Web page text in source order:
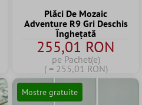
Plăci De Mozaic
Adventure R9 Gri Deschis
Înghețată
255,01 RON
pe Pachet(e)
( = 255,01 RON)
Mostre gratuite